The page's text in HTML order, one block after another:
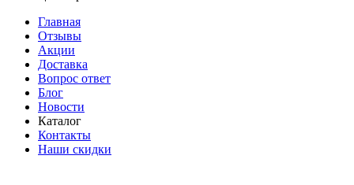
Главная
Отзывы
Акции
Доставка
Вопрос ответ
Блог
Новости
Каталог
Контакты
Наши скидки